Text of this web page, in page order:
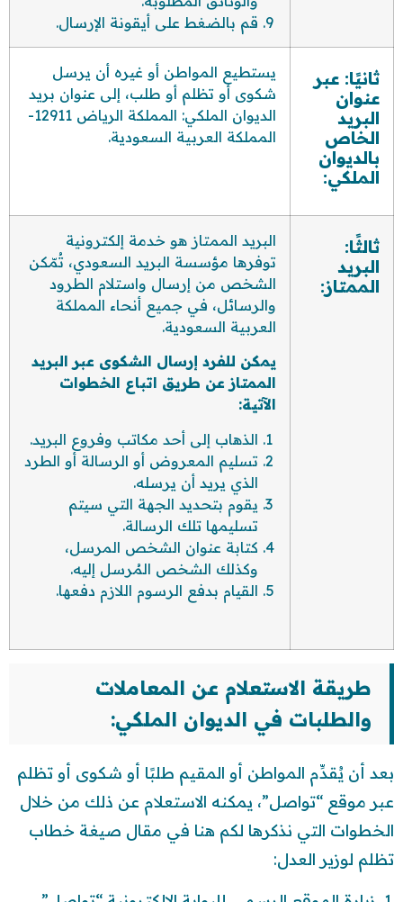
قم بالضغط على أيقونة الإرسال.
ثانيًا: عبر
عنوان
البريد
الخاص
بالديوان
الملكي:
يستطيع المواطن أو غيره أن يرسل
شكوى أو تظلم أو طلب، إلى عنوان بريد
الديوان الملكي: المملكة الرياض 12911-
المملكة العربية السعودية.
ثالثًا:
البريد
الممتاز:
البريد الممتاز هو خدمة إلكترونية
توفرها مؤسسة البريد السعودي، تُمّكن
الشخص من إرسال واستلام الطرود
والرسائل، في جميع أنحاء المملكة
العربية السعودية.
يمكن للفرد إرسال الشكوى عبر البريد
الممتاز عن طريق اتباع الخطوات
الآتية:
الذهاب إلى أحد مكاتب وفروع البريد.
تسليم المعروض أو الرسالة أو الطرد
الذي يريد أن يرسله.
يقوم بتحديد الجهة التي سيتم
تسليمها تلك الرسالة.
كتابة عنوان الشخص المرسل،
وكذلك الشخص المُرسل إليه.
القيام بدفع الرسوم اللازم دفعها.
طريقة الاستعلام عن المعاملات
والطلبات في الديوان الملكي:
بعد أن يُقدِّم المواطن أو المقيم طلبًا أو شكوى أو تظلم
عبر موقع “تواصل”، يمكنه الاستعلام عن ذلك من خلال
الخطوات التي نذكرها لكم هنا في مقال صيغة خطاب
تظلم لوزير العدل: